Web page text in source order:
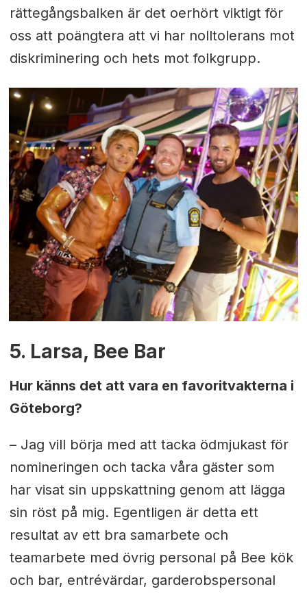
rättegångsbalken är det oerhört viktigt för
oss att poängtera att vi har nolltolerans mot
diskriminering och hets mot folkgrupp.
5. Larsa, Bee Bar
Hur känns det att vara en favoritvakterna i
Göteborg?
– Jag vill börja med att tacka ödmjukast för
nomineringen och tacka våra gäster som
har visat sin uppskattning genom att lägga
sin röst på mig. Egentligen är detta ett
resultat av ett bra samarbete och
teamarbete med övrig personal på Bee kök
och bar, entrévärdar, garderobspersonal